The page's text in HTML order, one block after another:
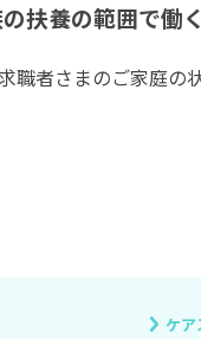
扶養の範囲で働
職者さまのご家庭の
ケア